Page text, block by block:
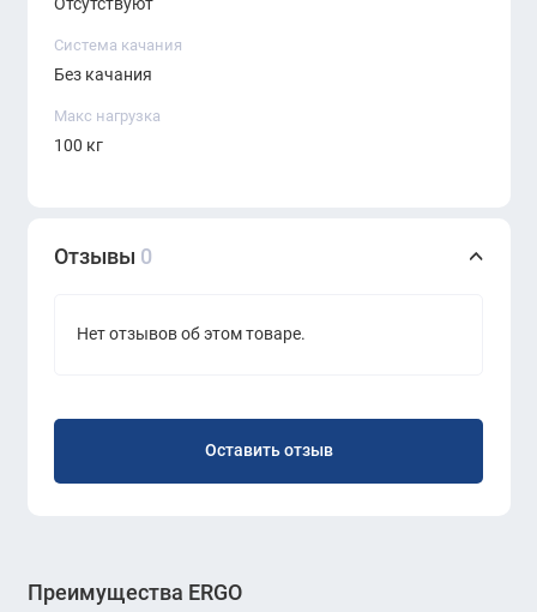
Отсутствуют
Система качания
Без качания
Макс нагрузка
100 кг
Отзывы 0
Нет отзывов об этом товаре.
Оставить отзыв
Преимущества ERGO